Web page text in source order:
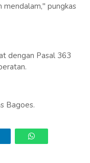
mendalam," pungkas
dengan Pasal 363
Bagoes.